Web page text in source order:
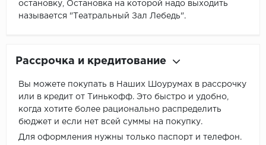
остановку, Остановка на которой надо выходить
называется "Театральный Зал Лебедь".
Рассрочка и кредитование
Вы можете покупать в Наших Шоурумах в рассрочку
или в кредит от Тинькофф. Это быстро и удобно,
когда хотите более рационально распределить
бюджет и если нет всей суммы на покупку.
Для оформления нужны только паспорт и телефон.